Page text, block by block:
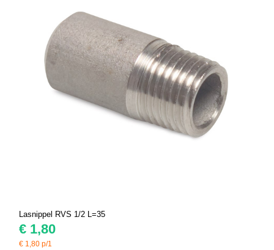
Lasnippel RVS 1/2 L=35
€ 1,80
€ 1,80 p/1